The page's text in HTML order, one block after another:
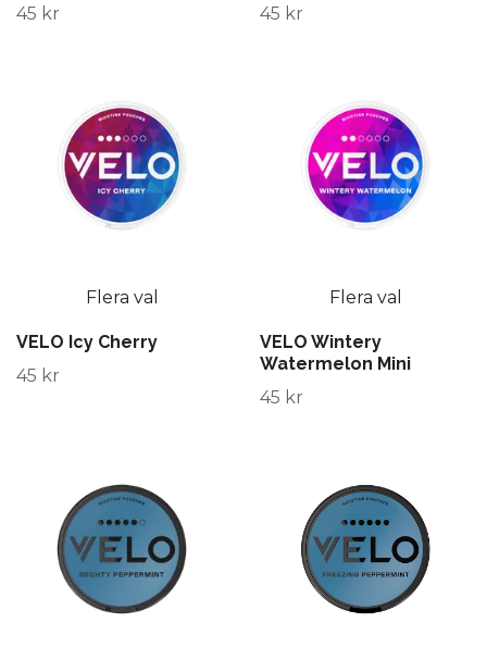
45 kr
45 kr
Flera val
VELO Icy Cherry
45 kr
Flera val
VELO Wintery
Watermelon Mini
45 kr